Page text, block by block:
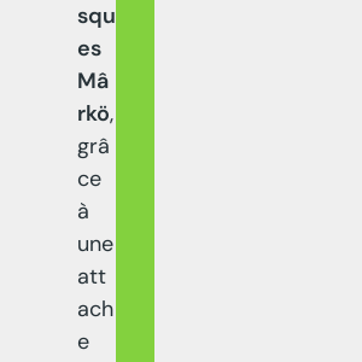
squ
es
Mâ
rkö,
grâ
ce
à
une
att
ach
e